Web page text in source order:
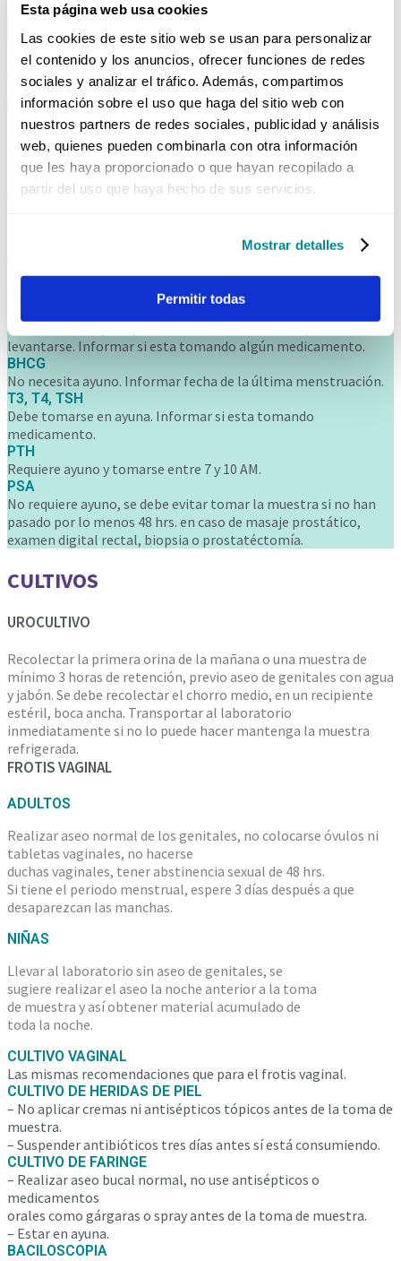
Esta página web usa cookies
Las cookies de este sitio web se usan para personalizar
el contenido y los anuncios, ofrecer funciones de redes
sociales y analizar el tráfico. Además, compartimos
información sobre el uso que haga del sitio web con
nuestros partners de redes sociales, publicidad y análisis
web, quienes pueden combinarla con otra información
que les haya proporcionado o que hayan recopilado a
partir del uso que haya hecho de sus servicios.
Mostrar detalles
Permitir todas
ACTH
Se debe tomar en las horas de la mañana entre las 7 AM y
máximo hasta las 10 AM. Si el medico solicita ACTH AM y PM, se
debe tomar una muestra a las 7 AM y otra muestra a las 4 PM.
CORTISOL
Se aplican las recomendaciones anteriores.
FSH Y LH
No requiere ayuno, tener en cuenta la fecha de la ultima
menstruación y si esta usando
anticonceptivos.
No necesita ayuno y se recomienda tomar entre los días 16 y 25
ESTRADIOL
No es necesario el ayuno.
Debe estar en ayuna y tomarse máximo 2 hrs. después de
levantarse. Informar si esta tomando algún medicamento.
BHCG
No necesita ayuno. Informar fecha de la última menstruación.
T3, T4, TSH
Debe tomarse en ayuna. Informar si esta tomando
medicamento.
PTH
Requiere ayuno y tomarse entre 7 y 10 AM.
PSA
No requiere ayuno, se debe evitar tomar la muestra si no han
pasado por lo menos 48 hrs. en caso de masaje prostático,
examen digital rectal, biopsia o prostatéctomía.
CULTIVOS
UROCULTIVO
Recolectar la primera orina de la mañana o una muestra de
mínimo 3 horas de retención, previo aseo de genitales con agua
y jabón. Se debe recolectar el chorro medio, en un recipiente
estéril, boca ancha. Transportar al laboratorio
inmediatamente si no lo puede hacer mantenga la muestra
refrigerada.
FROTIS VAGINAL
ADULTOS
Realizar aseo normal de los genitales, no colocarse óvulos ni
tabletas vaginales, no hacerse
duchas vaginales, tener abstinencia sexual de 48 hrs.
Si tiene el periodo menstrual, espere 3 días después a que
desaparezcan las manchas.
NIÑAS
Llevar al laboratorio sin aseo de genitales, se
sugiere realizar el aseo la noche anterior a la toma
de muestra y así obtener material acumulado de
toda la noche.
CULTIVO VAGINAL
Las mismas recomendaciones que para el frotis vaginal.
CULTIVO DE HERIDAS DE PIEL
– No aplicar cremas ni antisépticos tópicos antes de la toma de
muestra.
– Suspender antibióticos tres días antes sí está consumiendo.
CULTIVO DE FARINGE
– Realizar aseo bucal normal, no use antisépticos o
medicamentos
orales como gárgaras o spray antes de la toma de muestra.
– Estar en ayuna.
BACILOSCOPIA